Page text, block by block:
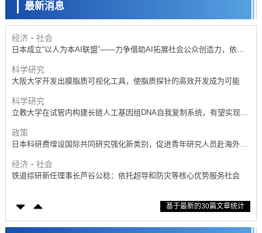
最新消息
科学研究
开发出300亿年仅误差1秒的光晶格钟，构建网络将其打造为下一代社会
基础设施
经济・社会
日本成立“以人为本AI联盟”——力争借助AI拓展社会公众创造力，依托
科学研究
大阪大学开发出膜脂质可视化工具，使脂质探针的高效开发成为可能
科学研究
立教大学在试管内构建长链人工基因组DNA自我复制系统，有望实现携
政策
日本科研费增设国际共同研究强化新类别，促进青年研究人员赴海外开
经济・社会
铁道综研新任理事长芦谷公稔：依托超导和防灾等核心优势服务社会
东京大学通过叶绿体基因组编辑技术强化碳固定酶，成功提高光合作用
科学研究
基于最新的30篇文章统计